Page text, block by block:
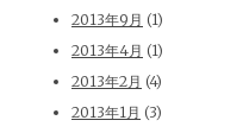
2013年9月 (1)
2013年4月 (1)
2013年2月 (4)
2013年1月 (3)